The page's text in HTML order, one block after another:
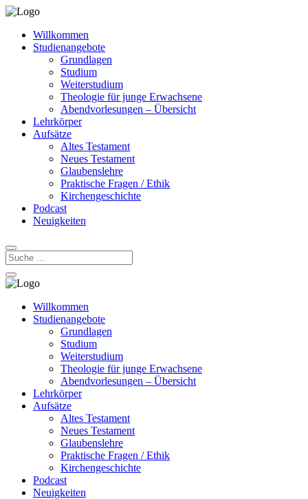
Willkommen
Studienangebote
Grundlagen
Studium
Weiterstudium
Theologie für junge Erwachsene
Abendvorlesungen – Übersicht
Lehrkörper
Aufsätze
Altes Testament
Neues Testament
Glaubenslehre
Praktische Fragen / Ethik
Kirchengeschichte
Podcast
Neuigkeiten
Willkommen
Studienangebote
Grundlagen
Studium
Weiterstudium
Theologie für junge Erwachsene
Abendvorlesungen – Übersicht
Lehrkörper
Aufsätze
Altes Testament
Neues Testament
Glaubenslehre
Praktische Fragen / Ethik
Kirchengeschichte
Podcast
Neuigkeiten